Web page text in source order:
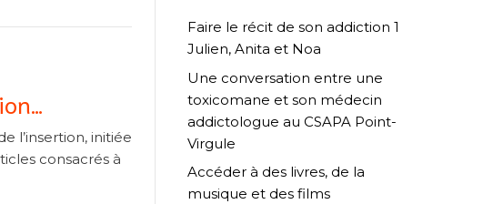
l’insertion, initiée
consacrés à
Faire le récit de son addiction 1
Julien, Anita et Noa
Une conversation entre une
toxicomane et son médecin
addictologue au CSAPA Point-
Virgule
Accéder à des livres, de la
musique et des films